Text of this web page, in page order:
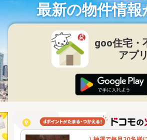
最新の物件情報
goo住宅・
アプリ